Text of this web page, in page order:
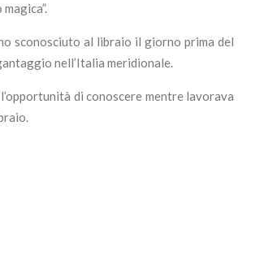
sconosciuto al libraio il giorno prima del
nell’Italia meridionale.
di conoscere mentre lavorava